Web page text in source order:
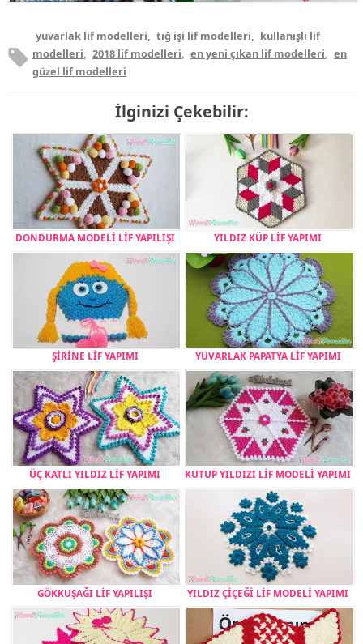
yuvarlak lif modelleri, tığ işi lif modelleri, kullanışlı lif
modelleri, 2018 lif modelleri, en yeni çıkan lif modelleri, en
güzel lif modelleri
İlginizi Çekebilir:
DONDURMA MODELİ LİF YAPILIŞI YILDIZ KÜP LİF YAPIMI
ŞİRİNE LİF YAPIMI YUVARLAK PAPATYA LİF YAPIMI
ÜÇ KATLI YILDIZ LİF YAPIMI KUTUP YILDIZI LİF MODELİ YAPIMI
GÖKKUŞAĞI LİF YAPILIŞI YILDIZ ÇİÇEĞİ LİF MODELİ YAPIMI